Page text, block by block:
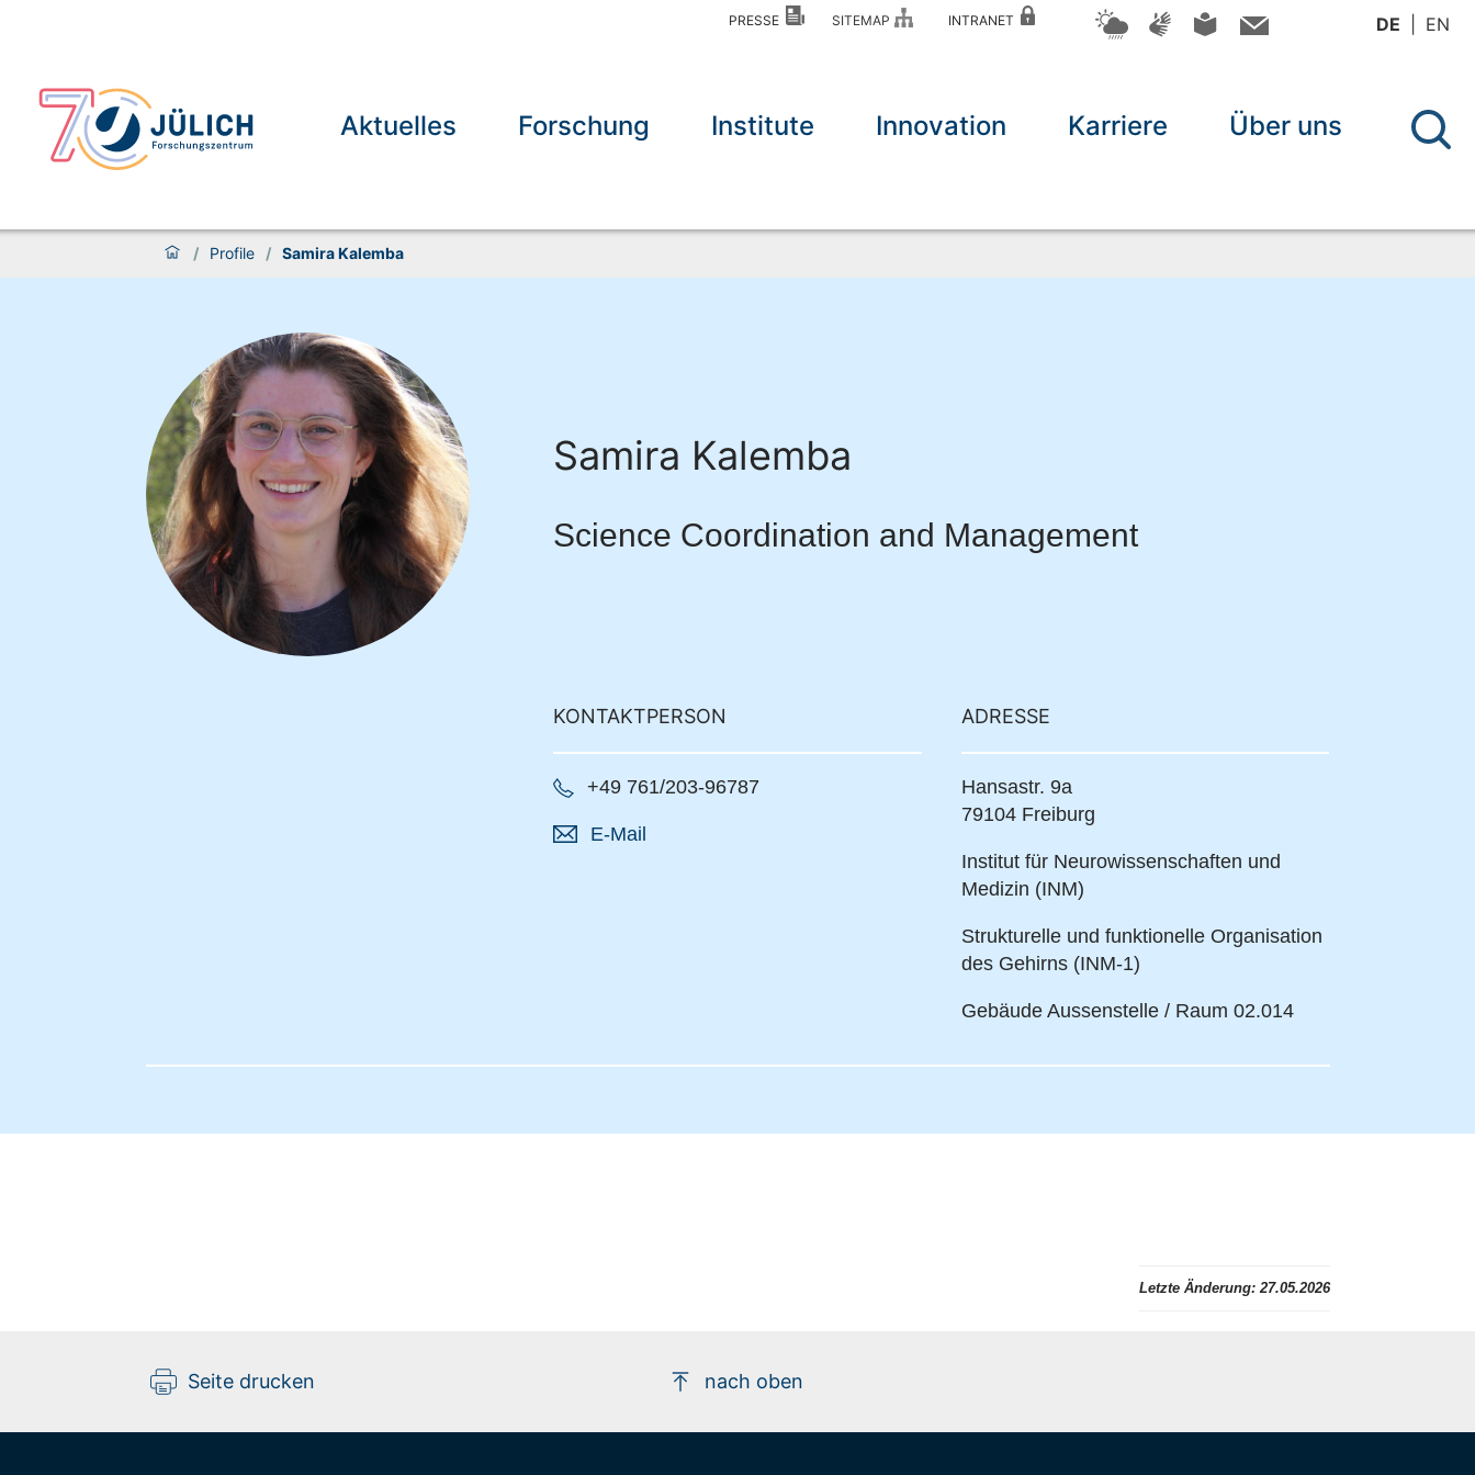
PRESSE SITEMAP INTRANET DE EN
Aktuelles Forschung Institute Innovation Karriere Über uns
/ Profile / Samira Kalemba
Samira Kalemba
Science Coordination and Management
KONTAKTPERSON
+49 761/203-96787
E-Mail
ADRESSE
Hansastr. 9a
79104 Freiburg
Institut für Neurowissenschaften und
Medizin (INM)
Strukturelle und funktionelle Organisation
des Gehirns (INM-1)
Gebäude Aussenstelle / Raum 02.014
Letzte Änderung: 27.05.2026
Seite drucken nach oben